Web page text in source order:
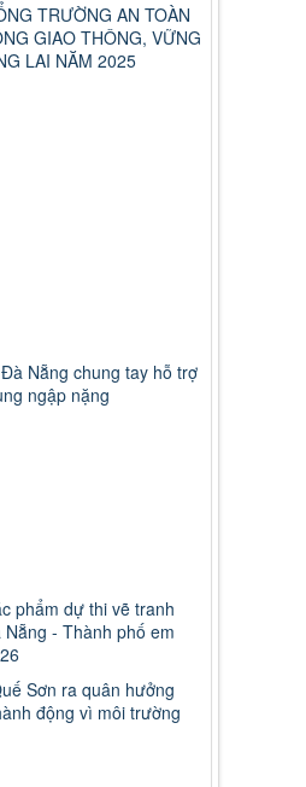
TRƯỜNG AN TOÀN
GIAO THÔNG, VỮNG
LAI NĂM 2025
Nẵng chung tay hỗ trợ
ngập nặng
phẩm dự thi vẽ tranh
Nẵng - Thành phố em
Sơn ra quân hưởng
động vì môi trường